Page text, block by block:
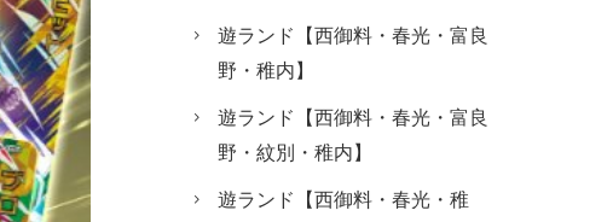
遊ランド【西御料・春光・富良
野・稚内】
遊ランド【西御料・春光・富良
野・紋別・稚内】
遊ランド【西御料・春光・稚